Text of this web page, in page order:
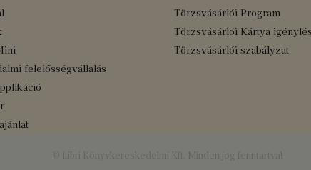
felelősségvállalás
Törzsvásárlói Program
Törzsvásárlói Kártya
Törzsvásárlói szabályzat